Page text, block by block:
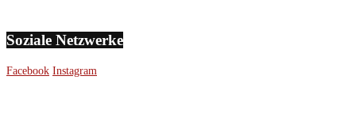
Soziale Netzwerke
Facebook Instagram